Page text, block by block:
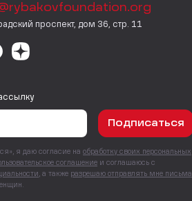
проспект, дом 36, стр. 11
Подписаться
я даю согласие на обработку своих персональных
соглашение и соглашаюсь с
, а также разрешаю отправлять мне письма